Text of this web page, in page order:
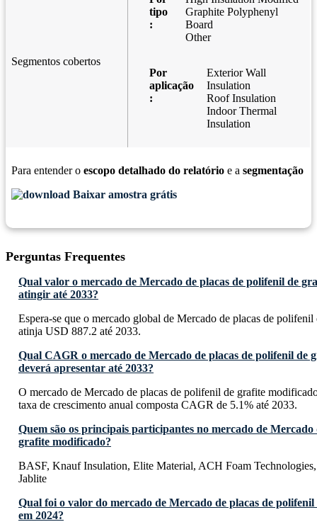
Segmentos cobertos
tipo
:
Graphite Polyphenyl
Board
Other
Por
aplicação
:
Exterior Wall
Insulation
Roof Insulation
Indoor Thermal
Insulation
Para entender o escopo detalhado do relatório e a segmentação
Baixar amostra grátis
Perguntas Frequentes
Qual valor o mercado de Mercado de placas de polifenil de
atingir até 2033?
Espera-se que o mercado global de Mercado de placas de
atinja USD 887.2 até 2033.
Qual CAGR o mercado de Mercado de placas de polifenil de
deverá apresentar até 2033?
O mercado de Mercado de placas de polifenil de grafite
taxa de crescimento anual composta CAGR de 5.1% até 2033.
Quem são os principais participantes no mercado de Mercado
grafite modificado?
BASF, Knauf Insulation, Elite Material, ACH Foam
Jablite
Qual foi o valor do mercado de Mercado de placas de
em 2024?